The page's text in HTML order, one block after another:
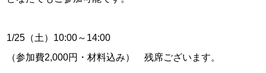
1/25（土）10:00～14:00
（参加費2,000円・材料込み） 残席ございます。